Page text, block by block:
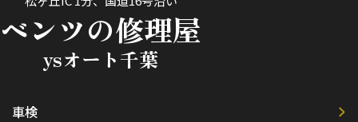
ベンツの修理屋
ysオート千葉
車検